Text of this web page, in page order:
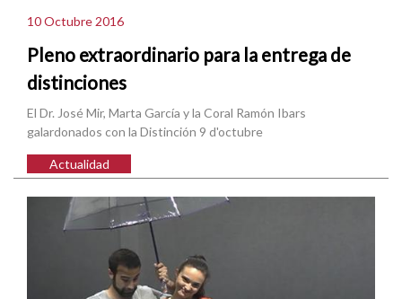
10 Octubre 2016
Pleno extraordinario para la entrega de
distinciones
El Dr. José Mir, Marta García y la Coral Ramón Ibars
galardonados con la Distinción 9 d'octubre
Actualidad